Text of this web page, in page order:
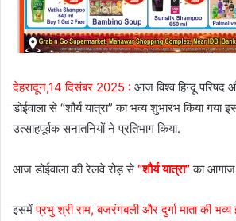
देहरादून,14 दिसंबर 2025 : आज विश्व हिन्दू परिषद
डोईवाला से “शौर्य यात्रा” का भव्य शुभारंभ किया गया
उत्साहपूर्वक सनातनियों ने प्रतिभाग किया.
आज डोईवाला की रेलवे रोड़ से“शौर्य यात्रा”का आगाज
इसमेंप्रभु श्री राम, बजरंगबली और दुर्गा माता की भव्य